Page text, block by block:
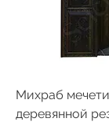
Михраб
деревянной